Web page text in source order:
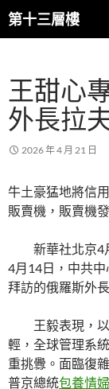
跳
至
內
容
第十三層樓
搜
尋
王甜心
外長拉
2026 年 4 月 21 日
牛土豪猛地將信
販賣機，販賣機
新華社北京4
4月14日，中共
拜訪的俄羅斯外長
王毅表現，
輕，全球管理系
重挑釁。面臨復
普京總統包養情婦